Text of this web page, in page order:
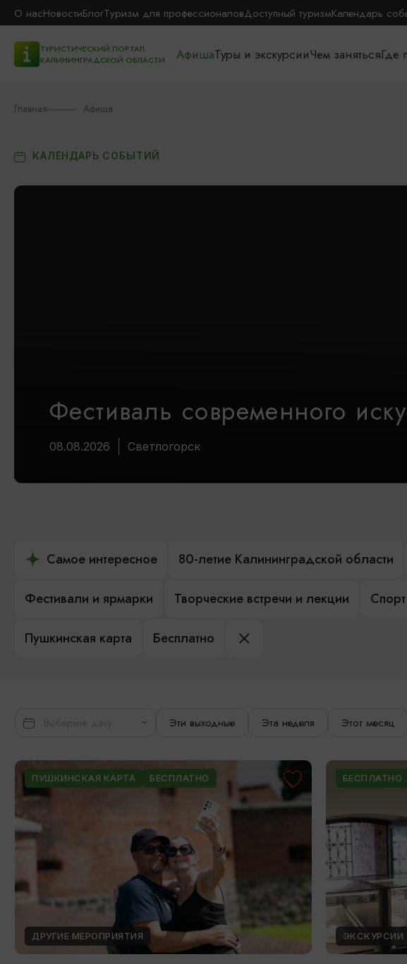
О насНовостиБлогТуризм для профессионаловДоступный туризмКалендарь
ТУРИСТИЧЕСКИЙ ПОРТАЛ
КАЛИНИНГРАДСКОЙ ОБЛАСТИ
АфишаТуры и экскурсииЧем занятьсяГде
Главная Афиша
КАЛЕНДАРЬ СОБЫТИЙ
Фестиваль современного
08.08.2026 Светлогорск
Самое интересное 80-летие Калининградской области
Фестивали и ярмарки Творческие встречи и лекции Спорт
Пушкинская карта Бесплатно
Эти выходные Эта неделя Этот месяц
ПУШКИНСКАЯ КАРТА БЕСПЛАТНО
ДРУГИЕ МЕРОПРИЯТИЯ
БЕСПЛАТНО
ЭКСКУРСИИ